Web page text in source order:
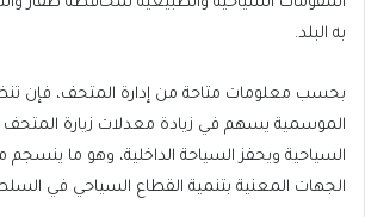
به البلد.
بحسب معلومات متاحة من إدارة المتحف، فإن
الموسمية يسهم في زيادة معدلات زيارة المتحف
السياحية ويحفز السياحة الداخلية، وهو ما
الجهات المعنية بتنمية القطاع السياحي في